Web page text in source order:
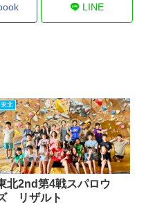
LINE
東北
北2nd第4戦スパロウ
リザルト